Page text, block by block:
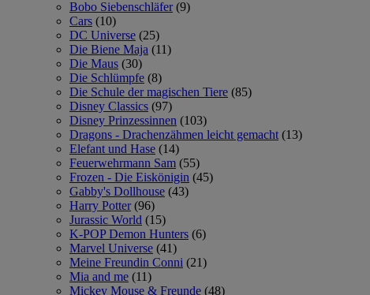
Bobo Siebenschläfer (9)
Cars (10)
DC Universe (25)
Die Biene Maja (11)
Die Maus (30)
Die Schlümpfe (8)
Die Schule der magischen Tiere (85)
Disney Classics (97)
Disney Prinzessinnen (103)
Dragons - Drachenzähmen leicht gemacht (13)
Elefant und Hase (14)
Feuerwehrmann Sam (55)
Frozen - Die Eiskönigin (45)
Gabby's Dollhouse (43)
Harry Potter (96)
Jurassic World (15)
K-POP Demon Hunters (6)
Marvel Universe (41)
Meine Freundin Conni (21)
Mia and me (11)
Mickey Mouse & Freunde (48)